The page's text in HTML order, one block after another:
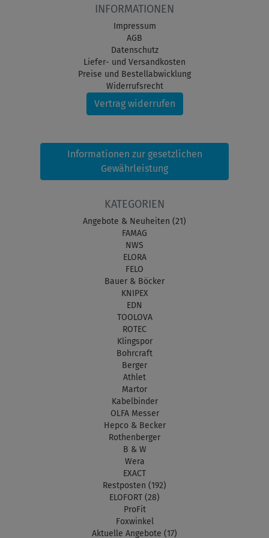
INFORMATIONEN
Impressum
AGB
Datenschutz
Liefer- und Versandkosten
Preise und Bestellabwicklung
Widerrufsrecht
Vertrag widerrufen
Informationen zur gesetzlichen
Gewährleistung
KATEGORIEN
Angebote & Neuheiten (21)
FAMAG
NWS
ELORA
FELO
Bauer & Böcker
KNIPEX
EDN
TOOLOVA
ROTEC
Klingspor
Bohrcraft
Berger
Athlet
Martor
Kabelbinder
OLFA Messer
Hepco & Becker
Rothenberger
B & W
Wera
EXACT
Restposten (192)
ELOFORT (28)
ProFit
Foxwinkel
Aktuelle Angebote (17)